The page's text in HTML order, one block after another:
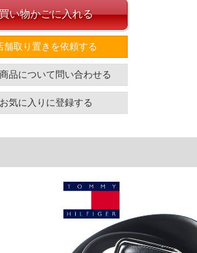
帯幅
3.8
単位はcm
使用の環境（コンピュータ画
合があります。お取り扱い前に
の売り違い、店舗からのお取り
すので予めご了承ください。
き税込6,000円以上の品が対象。
い物かごに入れる
舗取り置きを依頼する
品について問い合わせる
お気に入りに登録する